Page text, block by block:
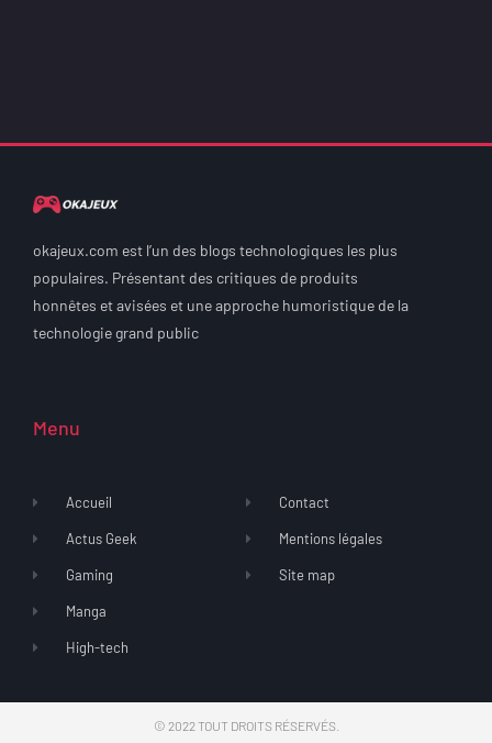
okajeux.com est l’un des blogs technologiques les plus
populaires. Présentant des critiques de produits
honnêtes et avisées et une approche humoristique de la
technologie grand public
Menu
Accueil
Actus Geek
Gaming
Manga
High-tech
Contact
Mentions légales
Site map
© 2022 TOUT DROITS RÉSERVÉS.